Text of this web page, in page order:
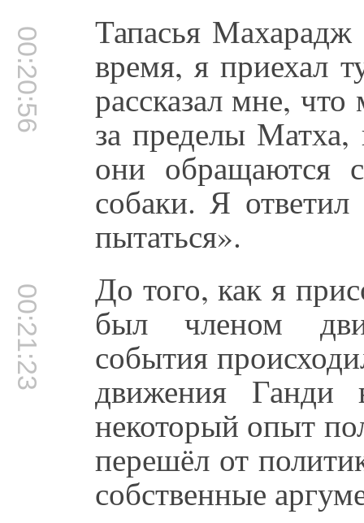
00:20:56 Тапасья
время, я приехал
рассказал мне,
за пределы
они
собаки. Я
пытаться».
00:21:23 До того, как я
был членом
события
движения
некоторый опыт
перешёл от
собственные